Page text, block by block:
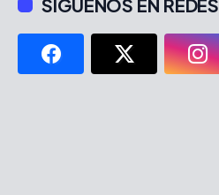
SÍGUENOS EN REDES